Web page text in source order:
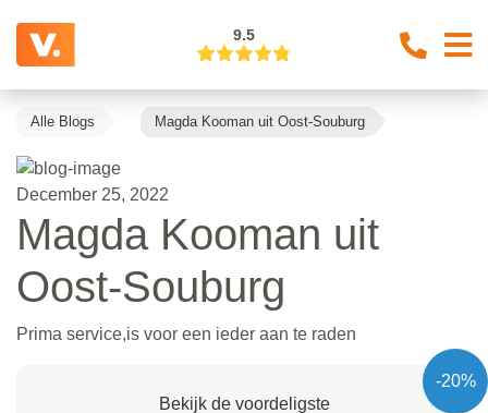
9.5
Alle Blogs Magda Kooman uit Oost-Souburg
December 25, 2022
Magda Kooman uit
Oost-Souburg
Prima service,is voor een ieder aan te raden
-20%
Bekijk de voordeligste